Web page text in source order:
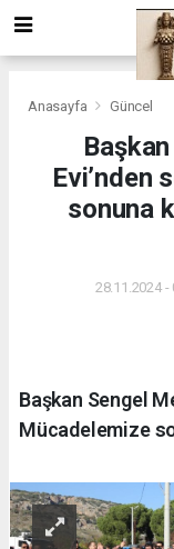
Anasayfa Güncel
Evi’nden
sonuna
28.11.2024 -
Başkan Sengel
Mücadelemize